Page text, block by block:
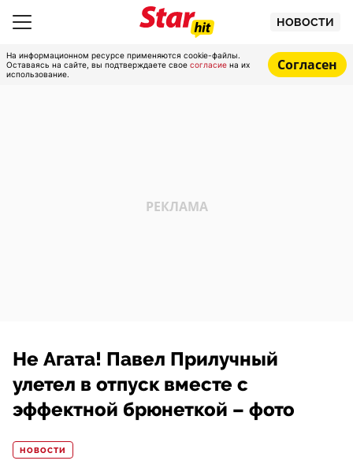
НОВОСТИ
На информационном ресурсе применяются cookie-файлы.
Оставаясь на сайте, вы подтверждаете свое согласие на их
использование.
Согласен
Не Агата! Павел Прилучный
улетел в отпуск вместе с
эффектной брюнеткой – фото
НОВОСТИ